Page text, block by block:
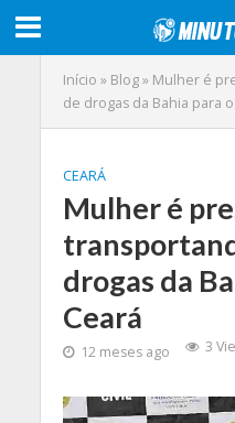
Início » Blog» Mulher é
de drogas da Bahia para
CEARÁ
Mulher é
drogas da
Ceará
12 meses ago 3